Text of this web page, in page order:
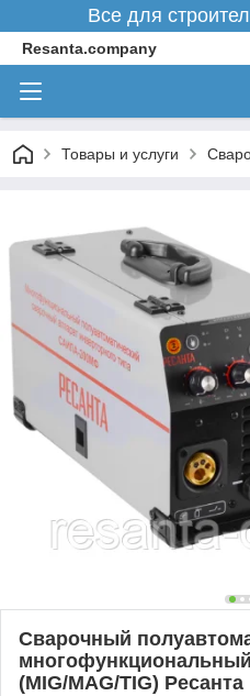
Все для
Resanta.company
Товары и услуги
Сварочный
(MIG/MAG/TIG) Ресанта